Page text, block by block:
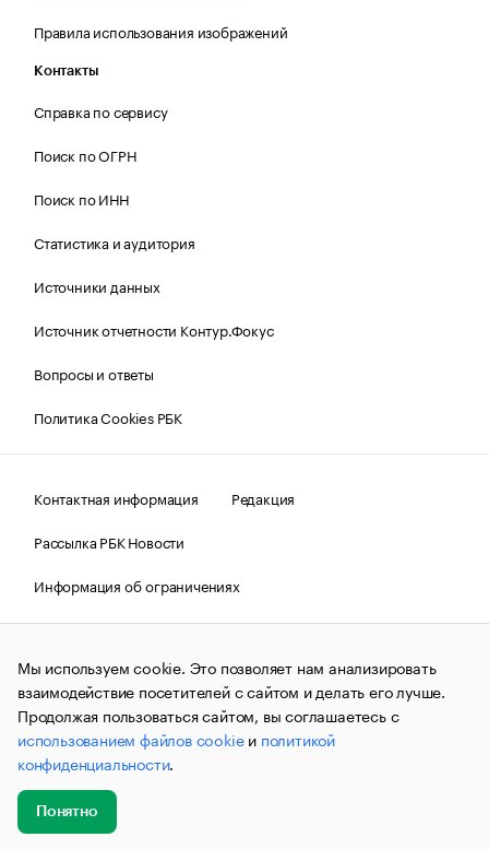
Правила использования изображений
Контакты
Справка по сервису
Поиск по ОГРН
Поиск по ИНН
Статистика и аудитория
Источники данных
Источник отчетности Контур.Фокус
Вопросы и ответы
Политика Cookies РБК
Контактная информация
Редакция
Рассылка РБК Новости
Информация об ограничениях
Правовая информация
О соблюдении авторских прав
© АО «РОСБИЗНЕСКОНСАЛТИНГ»,1995–2026.Сообщения
и материалы информационного агентства «РБК»
(зарегистрировано Федеральной службой по надзору в сфере
связи, информационных технологий и массовых
коммуникаций (Роскомнадзор) 09.12.2015 за номером ИА
№ФС77-63848) сопровождаются пометкой «РБК». Отдельные
публикации могут содержать информацию,
не предназначенную для пользователей
до 18 лет.
Мы используем cookie. Это позволяет нам анализировать
взаимодействие посетителей с сайтом и делать его лучше.
Продолжая пользоваться сайтом, вы соглашаетесь с
использованием файлов cookieи политикой
конфиденциальности.
Понятно